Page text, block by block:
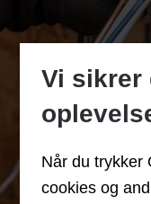
Vi sikrer
Når du trykker
cookies og